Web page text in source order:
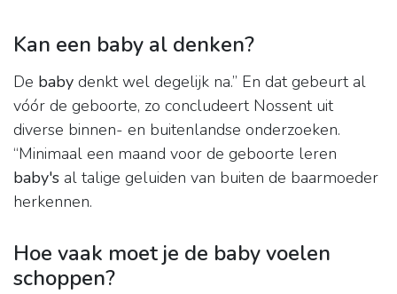
Kan een baby al denken?
De baby denkt wel degelijk na.” En dat gebeurt al
vóór de geboorte, zo concludeert Nossent uit
diverse binnen- en buitenlandse onderzoeken.
“Minimaal een maand voor de geboorte leren
baby's al talige geluiden van buiten de baarmoeder
herkennen.
Hoe vaak moet je de baby voelen
schoppen?